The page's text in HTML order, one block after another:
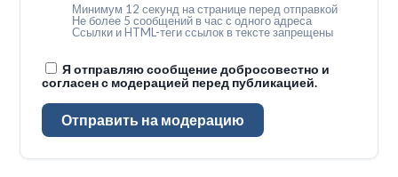
Минимум 12 секунд на странице перед отправкой
Не более 5 сообщений в час с одного адреса
Ссылки и HTML-теги ссылок в тексте запрещены
Я отправляю сообщение добросовестно и
согласен с модерацией перед публикацией.
Отправить на модерацию